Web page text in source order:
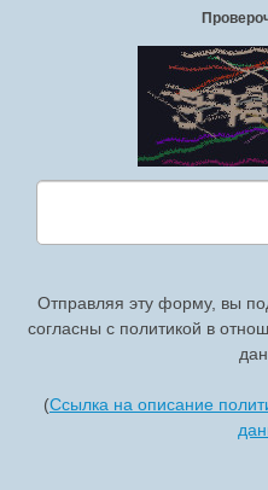
Отправляя эту форму, вы
согласны с политикой в
(Ссылка на описание